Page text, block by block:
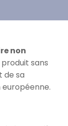
non
sans
de sa
européenne.